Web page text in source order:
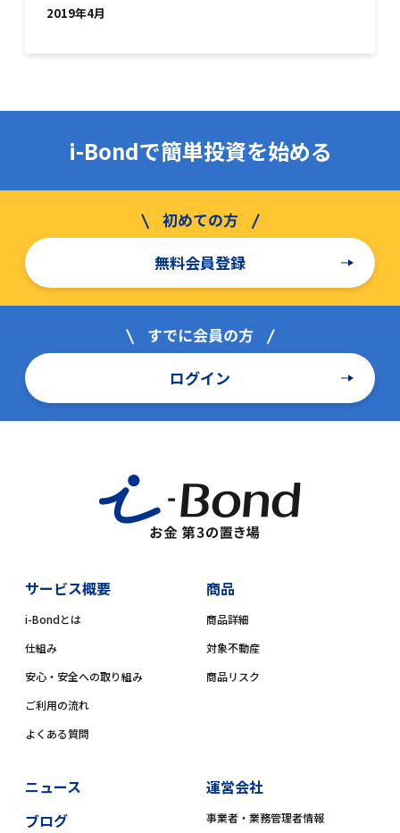
2019年4月
i-Bondで簡単投資を始める
無料会員登録
ログイン
サービス概要
i-Bondとは
仕組み
安心・安全への取り組み
ご利用の流れ
よくある質問
商品
商品詳細
対象不動産
商品リスク
ニュース
ブログ
運営会社
事業者・業務管理者情報